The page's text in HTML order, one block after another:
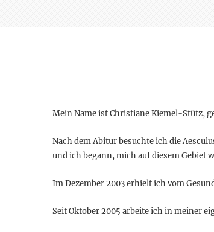
Mein Name ist Christiane Kiemel-Stütz,
Nach dem Abitur besuchte ich die
und ich begann, mich auf diesem Gebiet
Im Dezember 2003 erhielt ich vom
Seit Oktober 2005 arbeite ich in meiner